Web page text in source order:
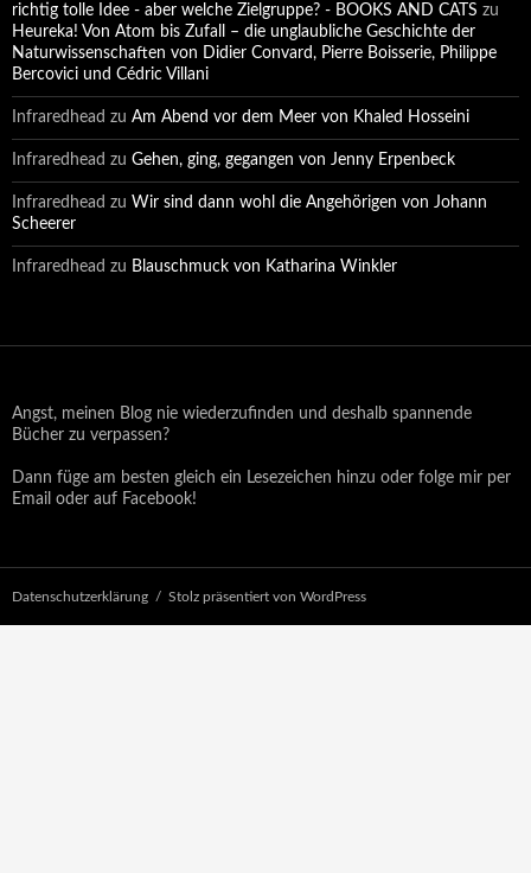
richtig tolle Idee - aber welche Zielgruppe? - BOOKS AND CATS zu
Heureka! Von Atom bis Zufall – die unglaubliche Geschichte der
Naturwissenschaften von Didier Convard, Pierre Boisserie, Philippe
Bercovici und Cédric Villani
Infraredhead zu Am Abend vor dem Meer von Khaled Hosseini
Infraredhead zu Gehen, ging, gegangen von Jenny Erpenbeck
Infraredhead zu Wir sind dann wohl die Angehörigen von Johann
Scheerer
Infraredhead zu Blauschmuck von Katharina Winkler
Angst, meinen Blog nie wiederzufinden und deshalb spannende
Bücher zu verpassen?
Dann füge am besten gleich ein Lesezeichen hinzu oder folge mir per
Email oder auf Facebook!
Datenschutzerklärung Stolz präsentiert von WordPress